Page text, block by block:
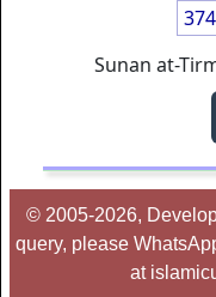
Sunan at-
© 2005-2026,
query, please
at